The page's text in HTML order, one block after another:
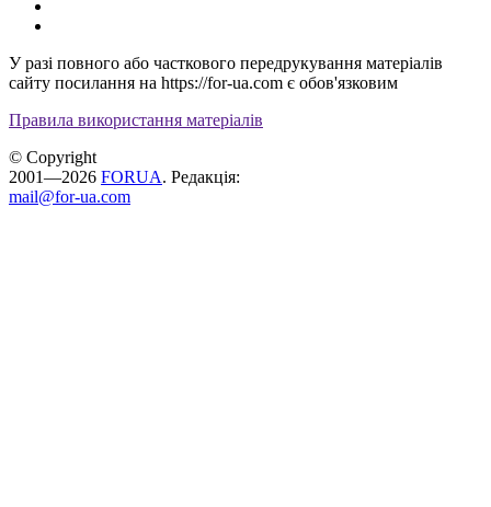
У разі повного або часткового передрукування матеріалів
сайту посилання на https://for-ua.com є обов'язковим
Правила використання матеріалів
© Copyright
2001—2026 FORUA. Редакція:
mail@for-ua.com